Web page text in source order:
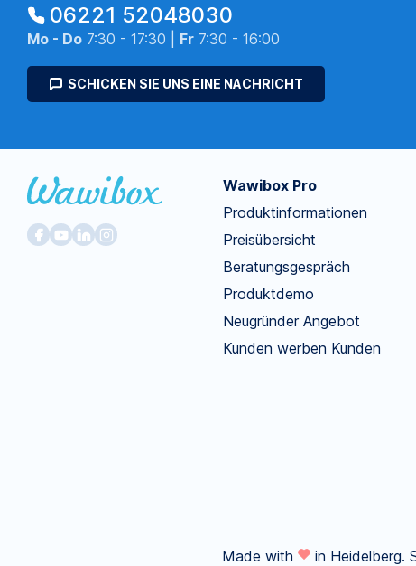
06221 52048030
Mo - Do 7:30 - 17:30 | Fr 7:30 - 16:00
SCHICKEN SIE UNS EINE NACHRICHT
Wawibox Pro
Produktinformationen
Preisübersicht
Beratungsgespräch
Produktdemo
Neugründer Angebot
Kunden werben Kunden
Made with in Heidelberg.